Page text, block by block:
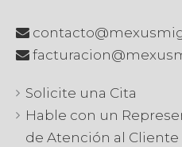
Solicite una Cita
Hable con un
de Atención al Cliente